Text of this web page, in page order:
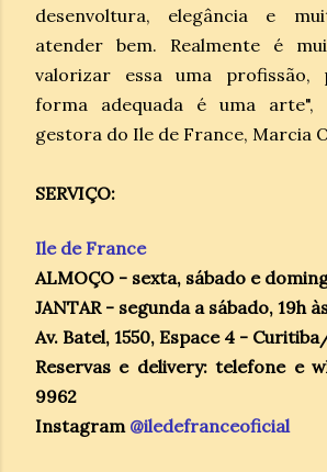
desenvoltura, elegância e
atender bem. Realmente é
valorizar essa uma profissão,
forma adequada é uma arte",
gestora do Ile de France, Marcia
SERVIÇO:
Ile de France
ALMOÇO - sexta, sábado e
JANTAR - segunda a sábado, 19h
Av. Batel, 1550, Espace 4 -
Reservas e delivery: telefone e
9962
Instagram @iledefranceoficial